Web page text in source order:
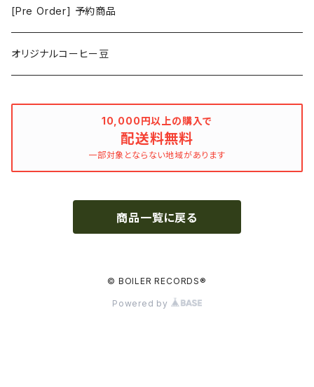
ゲーム
ミュージカル/音楽/ドキュメンタリー/コンピ
Grouper
Bill Callahan
Phoebe Bridgers
The Beautiful South
[Pre Order] 予約商品
オリジナルコーヒー豆
10,000円以上の購入で
配送料無料
一部対象とならない地域があります
商品一覧に戻る
© BOILER RECORDS®
Powered by